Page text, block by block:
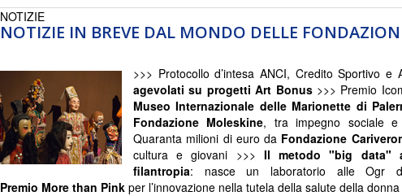
NOTIZIE IN BREVE DAL MONDO DELLE
NOTIZIE
>>> Protocollo d’intesa ANCI, Credito Sportivo e
agevolati su progetti Art Bonus>>> Premio
Museo Internazionale delle Marionette di
Fondazione Moleskine, tra impegno sociale e
Quaranta milioni di euro da Fondazione
cultura e giovani >>> Il metodo "big data"
filantropia: nasce un laboratorio alle Ogr
Premio More than Pink per l’innovazione nella tutela della salute della donna